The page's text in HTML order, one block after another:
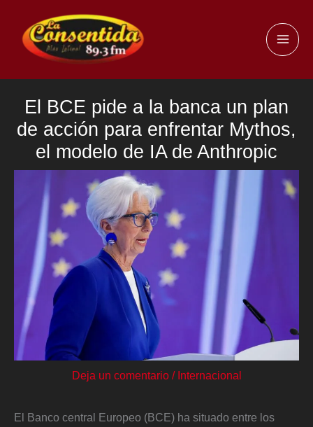
contenido
El BCE pide a la banca un plan
de acción para enfrentar Mythos,
el modelo de IA de Anthropic
Deja un comentario / Internacional
El Banco central Europeo (BCE) ha situado entre los